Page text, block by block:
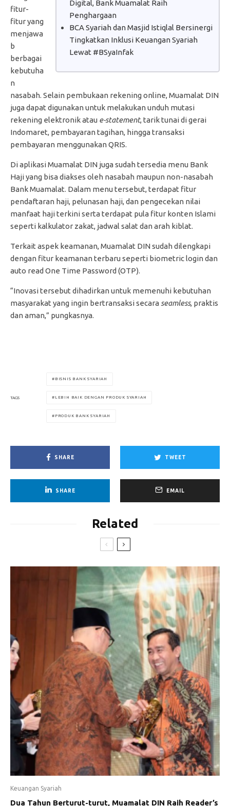
Digital, Bank Muamalat Raih
Penghargaan
BCA Syariah dan Masjid Istiqlal Bersinergi
Tingkatkan Inklusi Keuangan Syariah
Lewat #BSyaInfak
fitur-
fitur yang
menjawa
b
berbagai
kebutuha
n
nasabah. Selain pembukaan rekening online, Muamalat DIN
juga dapat digunakan untuk melakukan unduh mutasi
rekening elektronik atau e-statement, tarik tunai di gerai
Indomaret, pembayaran tagihan, hingga transaksi
pembayaran menggunakan QRIS.
Di aplikasi Muamalat DIN juga sudah tersedia menu Bank
Haji yang bisa diakses oleh nasabah maupun non-nasabah
Bank Muamalat. Dalam menu tersebut, terdapat fitur
pendaftaran haji, pelunasan haji, dan pengecekan nilai
manfaat haji terkini serta terdapat pula fitur konten Islami
seperti kalkulator zakat, jadwal salat dan arah kiblat.
Terkait aspek keamanan, Muamalat DIN sudah dilengkapi
dengan fitur keamanan terbaru seperti biometric login dan
auto read One Time Password (OTP).
“Inovasi tersebut dihadirkan untuk memenuhi kebutuhan
masyarakat yang ingin bertransaksi secaraseamless, praktis
dan aman,” pungkasnya.
TAGS
BISNIS BANK SYARIAH
LEBIH BAIK DENGAN PRODUK SYARIAH
PRODUK BANK SYARIAH
SHARE TWEET
SHARE EMAIL
Related
Keuangan Syariah
Dua Tahun Berturut-turut, Muamalat DIN Raih Reader’s